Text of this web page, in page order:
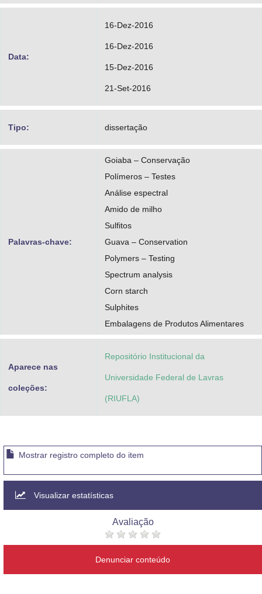
Data:
16-Dez-2016
16-Dez-2016
15-Dez-2016
21-Set-2016
Tipo: dissertação
Palavras-chave:
Goiaba – Conservação
Polímeros – Testes
Análise espectral
Amido de milho
Sulfitos
Guava – Conservation
Polymers – Testing
Spectrum analysis
Corn starch
Sulphites
Embalagens de Produtos Alimentares
Aparece nas
coleções:
Repositório Institucional da
Universidade Federal de Lavras
(RIUFLA)
Mostrar registro completo do item
Visualizar estatísticas
Avaliação
Denunciar conteúdo